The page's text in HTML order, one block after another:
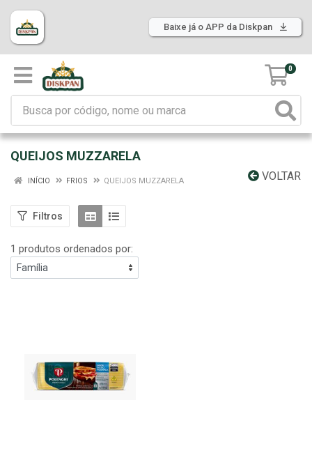
Baixe já o APP da Diskpan
0
QUEIJOS MUZZARELA
VOLTAR
INÍCIO FRIOS QUEIJOS MUZZARELA
Filtros
1 produtos ordenados por: